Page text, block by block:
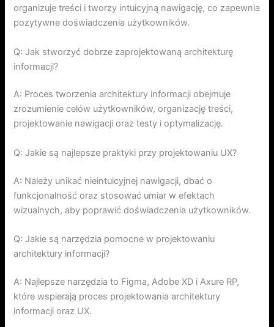
organizuje treści i tworzy intuicyjną nawigację, co zapewnia
pozytywne doświadczenia użytkowników.
Q: Jak stworzyć dobrze zaprojektowaną architekturę
informacji?
A: Proces tworzenia architektury informacji obejmuje
zrozumienie celów użytkowników, organizację treści,
projektowanie nawigacji oraz testy i optymalizację.
Q: Jakie są najlepsze praktyki przy projektowaniu UX?
A: Należy unikać nieintuicyjnej nawigacji, dbać o
funkcjonalność oraz stosować umiar w efektach
wizualnych, aby poprawić doświadczenia użytkowników.
Q: Jakie są narzędzia pomocne w projektowaniu
architektury informacji?
A: Najlepsze narzędzia to Figma, Adobe XD i Axure RP,
które wspierają proces projektowania architektury
informacji oraz UX.